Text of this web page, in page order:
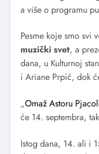
a više o programu
Pesme koje smo
muzički svet, a
dana, u Kulturnoj
i Ariane Prpić, dok
„Omaž Astoru
će 14. septembra,
Istog dana, 14. ali i